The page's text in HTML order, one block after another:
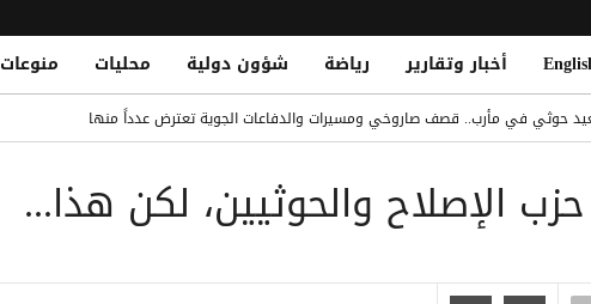
أخبار وتقارير رياضة شؤون دولية محليات منوعات
حوثي في مأرب.. قصف صاروخي ومسيرات والدفاعات الجوية تعترض عدداً منها
يتربع على عرش رواتب الدوري التركي مع طرابزون سبور
مدنيين اثنين جراء قصف حوثي استهدف منازل سكنية جنوب الحديدة
الإصلاح والحوثيين، لكن هذا...